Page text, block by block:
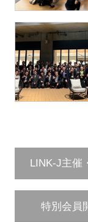
LINK-J主催
特別会員